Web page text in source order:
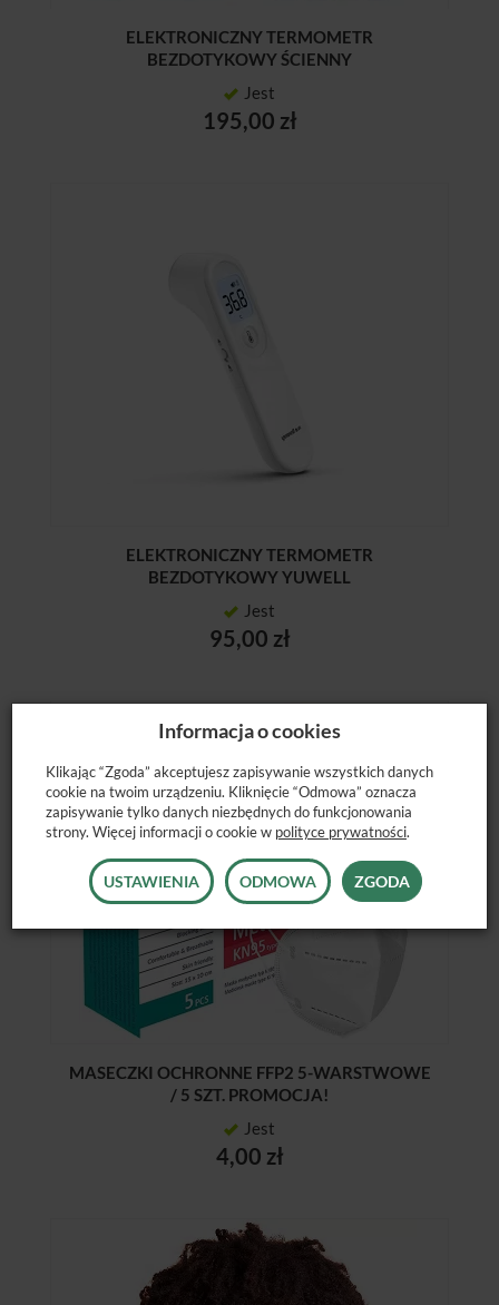
ELEKTRONICZNY TERMOMETR
BEZDOTYKOWY ŚCIENNY
Jest
195,00 zł
ELEKTRONICZNY TERMOMETR
BEZDOTYKOWY YUWELL
Jest
95,00 zł
MASECZKI OCHRONNE FFP2 5-WARSTWOWE
/ 5 SZT. PROMOCJA!
Jest
4,00 zł
Informacja o cookies
Klikając “Zgoda” akceptujesz zapisywanie wszystkich danych
cookie na twoim urządzeniu. Kliknięcie “Odmowa” oznacza
zapisywanie tylko danych niezbędnych do funkcjonowania
strony. Więcej informacji o cookie w polityce prywatności.
USTAWIENIA ODMOWA ZGODA